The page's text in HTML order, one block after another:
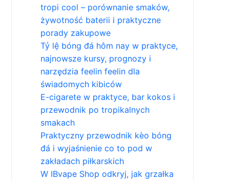
tropi cool – porównanie smaków,
żywotność baterii i praktyczne
porady zakupowe
Tỷ lệ bóng đá hôm nay w praktyce,
najnowsze kursy, prognozy i
narzędzia feelin feelin dla
świadomych kibiców
E-cigarete w praktyce, bar kokos i
przewodnik po tropikalnych
smakach
Praktyczny przewodnik kèo bóng
đá i wyjaśnienie co to pod w
zakładach piłkarskich
W IBvape Shop odkryj, jak grzałka